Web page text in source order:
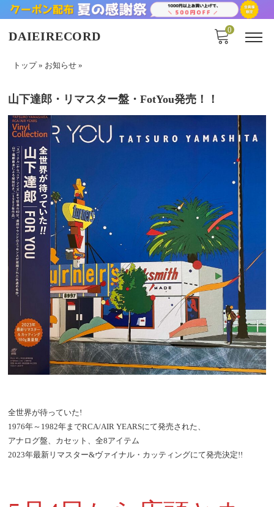
DAIEIRECORD 0
トップ» お知らせ »
山下達郎・リマスター盤・FotYou発売！！
全世界が待っていた!
1976年～1982年までRCA/AIR YEARSにて発売された、
アナログ盤、カセット、全8アイテム
2023年最新リマスター&ヴァイナル・カッティングにて発売決定!!